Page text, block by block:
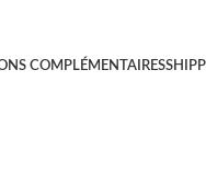
COMPLÉMENTAIRES